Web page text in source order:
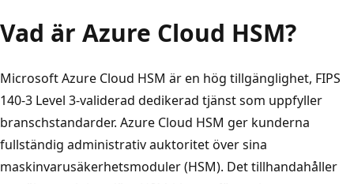
Vad är Azure Cloud HSM?
Microsoft Azure Cloud HSM är en hög tillgänglighet, FIPS
140-3 Level 3-validerad dedikerad tjänst som uppfyller
branschstandarder. Azure Cloud HSM ger kunderna
fullständig administrativ auktoritet över sina
maskinvarusäkerhetsmoduler (HSM). Det tillhandahåller